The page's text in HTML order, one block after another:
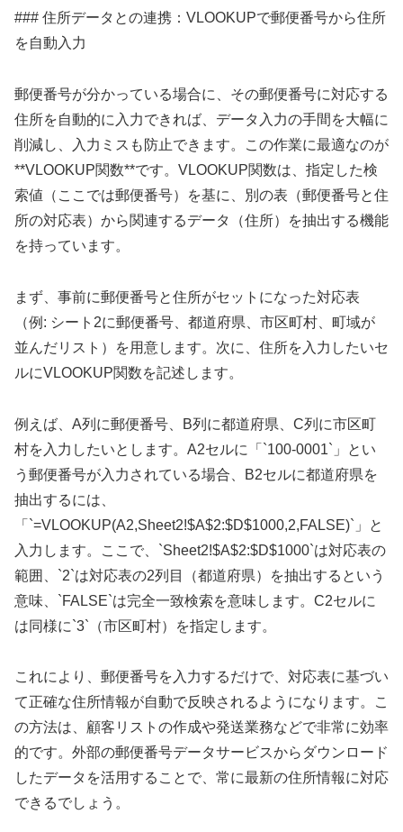
### 住所データとの連携：VLOOKUPで郵便番号から住所
を自動入力
郵便番号が分かっている場合に、その郵便番号に対応する
住所を自動的に入力できれば、データ入力の手間を大幅に
削減し、入力ミスも防止できます。この作業に最適なのが
**VLOOKUP関数**です。VLOOKUP関数は、指定した検
索値（ここでは郵便番号）を基に、別の表（郵便番号と住
所の対応表）から関連するデータ（住所）を抽出する機能
を持っています。
まず、事前に郵便番号と住所がセットになった対応表
（例: シート2に郵便番号、都道府県、市区町村、町域が
並んだリスト）を用意します。次に、住所を入力したいセ
ルにVLOOKUP関数を記述します。
例えば、A列に郵便番号、B列に都道府県、C列に市区町
村を入力したいとします。A2セルに「`100-0001`」とい
う郵便番号が入力されている場合、B2セルに都道府県を
抽出するには、
「`=VLOOKUP(A2,Sheet2!$A$2:$D$1000,2,FALSE)`」と
入力します。ここで、`Sheet2!$A$2:$D$1000`は対応表の
範囲、`2`は対応表の2列目（都道府県）を抽出するという
意味、`FALSE`は完全一致検索を意味します。C2セルに
は同様に`3`（市区町村）を指定します。
これにより、郵便番号を入力するだけで、対応表に基づい
て正確な住所情報が自動で反映されるようになります。こ
の方法は、顧客リストの作成や発送業務などで非常に効率
的です。外部の郵便番号データサービスからダウンロード
したデータを活用することで、常に最新の住所情報に対応
できるでしょう。